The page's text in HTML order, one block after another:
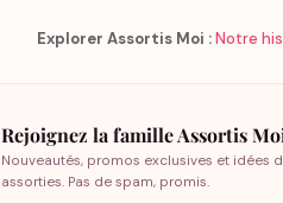
Explorer Assortis Moi :Notre
Rejoignez la famille Assortis
Nouveautés, promos exclusives et idées
assorties. Pas de spam, promis.